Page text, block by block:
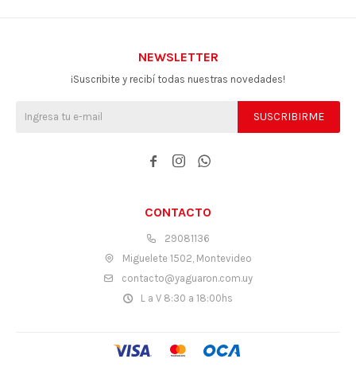
CONTACTO
29081136
Miguelete 1502, Montevideo
contacto@yaguaron.com.uy
L a V 8:30 a 18:00hs
NEWSLETTER
¡Suscribite y recibí todas nuestras novedades!
SUSCRIBIRME
  